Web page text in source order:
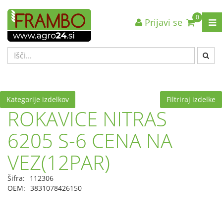
Nazaj en nivo
VRSTA 1
VRSTA 3
Nazaj en nivo
VRSTA 1
VRSTA 3
Nazaj en nivo
VRSTA 1
VRSTA 3
0
Prijavi se
Kategorije izdelkov Filtriraj izdelke
ROKAVICE NITRAS
6205 S-6 CENA NA
VEZ(12PAR)
Šifra:
112306
OEM: 3831078426150